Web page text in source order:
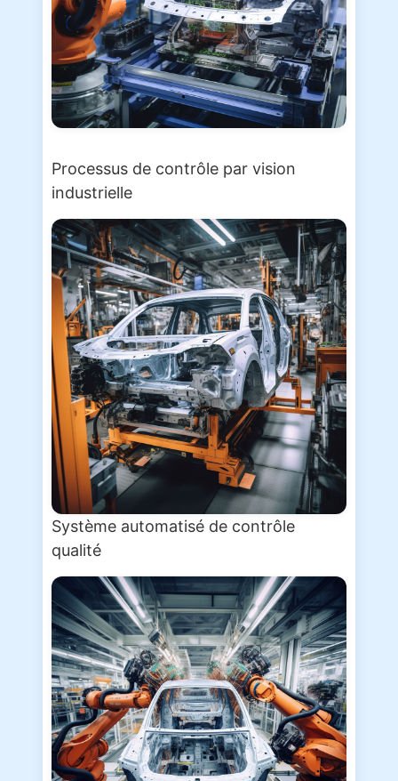
Processus de contrôle par vision
industrielle
Système automatisé de contrôle
qualité